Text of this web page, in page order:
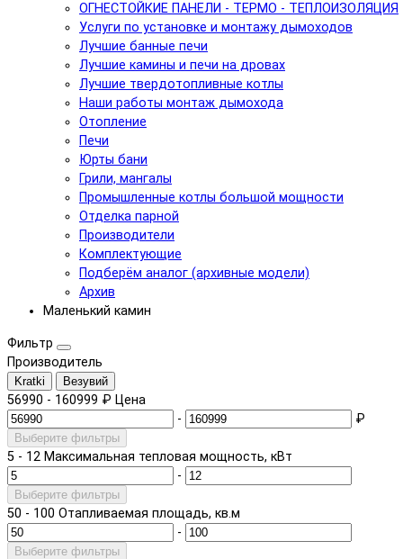
ОГНЕСТОЙКИЕ ПАНЕЛИ - ТЕРМО - ТЕПЛОИЗОЛЯЦИЯ
Услуги по установке и монтажу дымоходов
Лучшие банные печи
Лучшие камины и печи на дровах
Лучшие твердотопливные котлы
Наши работы монтаж дымохода
Отопление
Печи
Юрты бани
Грили, мангалы
Промышленные котлы большой мощности
Отделка парной
Производители
Комплектующие
Подберём аналог (архивные модели)
Архив
Маленький камин
Фильтр
Производитель
Kratki Везувий
56990 - 160999 ₽ Цена
-
₽
Выберите фильтры
5 - 12 Максимальная тепловая мощность, кВт
-
Выберите фильтры
50 - 100 Отапливаемая площадь, кв.м
-
Выберите фильтры